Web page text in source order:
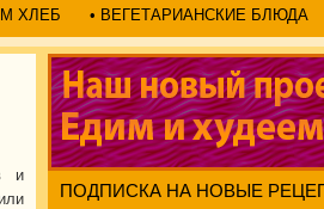
ХЛЕБ • ВЕГЕТАРИАНСКИЕ БЛЮДА
и
ПОДПИСКА НА НОВЫЕ